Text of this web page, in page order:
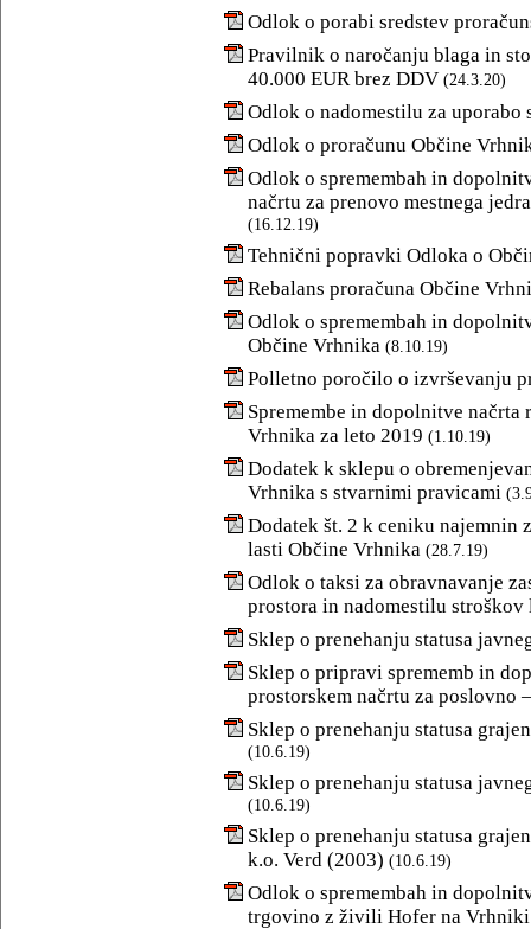
Odlok o porabi sredstev
Pravilnik o naročanju blaga in
40.000 EUR brez DDV (24.3.20)
Odlok o nadomestilu za
Odlok o proračunu Občine
Odlok o spremembah in
načrtu za prenovo mestnega
(16.12.19)
Tehnični popravki Odloka o
Rebalans proračuna Občine
Odlok o spremembah in
Občine Vrhnika (8.10.19)
Polletno poročilo o izvrševanju
Spremembe in dopolnitve načrta
Vrhnika za leto 2019 (1.10.19)
Dodatek k sklepu o
Vrhnika s stvarnimi pravicami
Dodatek št. 2 k ceniku najemnin
lasti Občine Vrhnika (28.7.19)
Odlok o taksi za obravnavanje
prostora in nadomestilu
Sklep o prenehanju statusa
Sklep o pripravi sprememb in
prostorskem načrtu za poslovno
Sklep o prenehanju statusa
(10.6.19)
Sklep o prenehanju statusa
(10.6.19)
Sklep o prenehanju statusa
k.o. Verd (2003) (10.6.19)
Odlok o spremembah in
trgovino z živili Hofer na Vrhniki